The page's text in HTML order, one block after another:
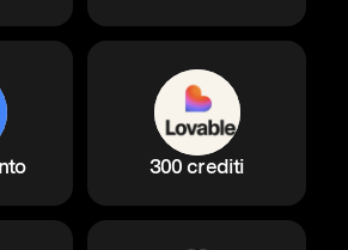
300 crediti